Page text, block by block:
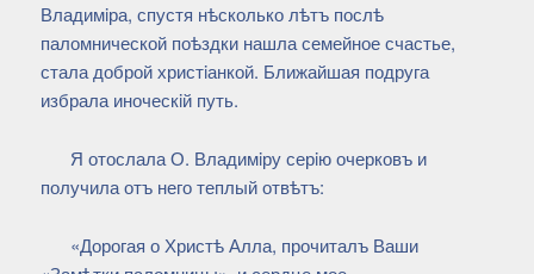
Владимiра, спустя нѣсколько лѣтъ послѣ
паломнической поѣздки нашла семейное счастье,
стала доброй христiанкой. Ближайшая подруга
избрала иноческiй путь.
Я отослала О. Владимiру серiю очерковъ и
получила отъ него теплый отвѣтъ:
«Дорогая о Христѣ Алла, прочиталъ Ваши